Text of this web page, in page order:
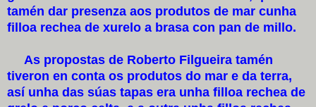
tamén dar presenza aos produtos de mar cunha
filloa rechea de xurelo a brasa con pan de millo.
As propostas de Roberto Filgueira tamén
tiveron en conta os produtos do mar e da terra,
así unha das súas tapas era unha filloa rechea de